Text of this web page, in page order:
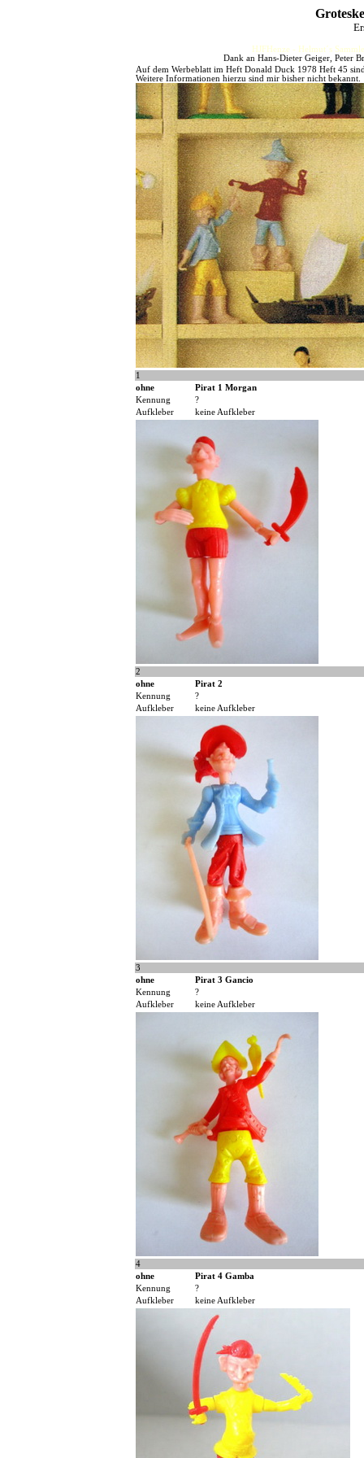
HJFHenze - Helmut´s
Dank an Hans-Dieter Geiger, Peter
Auf dem Werbeblatt im Heft Donald Duck 1978 Heft 45
Weitere Informationen hierzu sind mir bisher nicht bekannt.
1
ohne
Pirat 1 Morgan
Kennung
?
Aufkleber
keine Aufkleber
2
ohne
Pirat 2
Kennung
?
Aufkleber
keine Aufkleber
3
ohne
Pirat 3 Gancio
Kennung
?
Aufkleber
keine Aufkleber
4
ohne
Pirat 4 Gamba
Kennung
?
Aufkleber
keine Aufkleber